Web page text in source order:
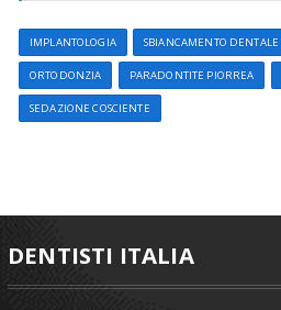
IMPLANTOLOGIA SBIANCAMENTO DENTALE
ORTODONZIA PARADONTITE PIORREA
SEDAZIONE COSCIENTE
DENTISTI ITALIA